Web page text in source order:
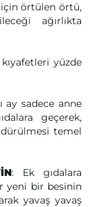
örtülen örtü,
ağırlıkta
yüzde
ay sadece anne
geçerek,
temel
: Ek gıdalara
yeni bir besinin
yavaş yavaş